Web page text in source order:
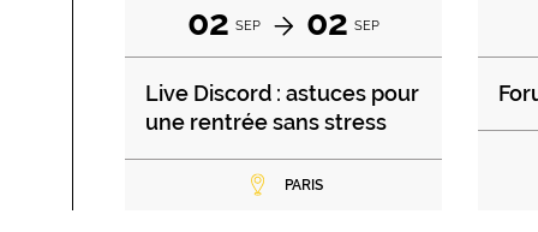
02 SEP 02 SEP
Live Discord : astuces pour
une rentrée sans stress
PARIS